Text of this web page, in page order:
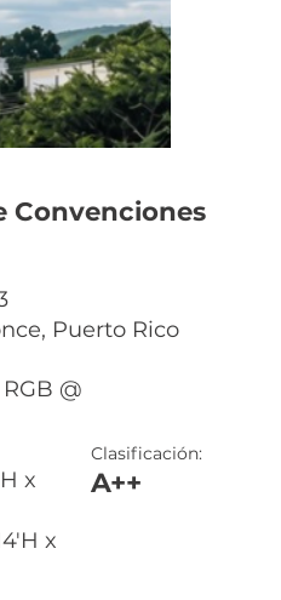
Convenciones
Puerto Rico
@
x
x
Clasificación:
A++